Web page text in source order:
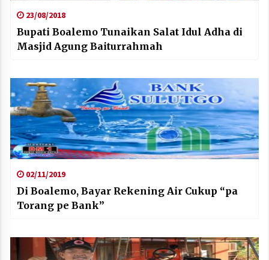
23/08/2018
Bupati Boalemo Tunaikan Salat Idul Adha di
Masjid Agung Baiturrahmah
02/11/2019
Di Boalemo, Bayar Rekening Air Cukup “pa
Torang pe Bank”